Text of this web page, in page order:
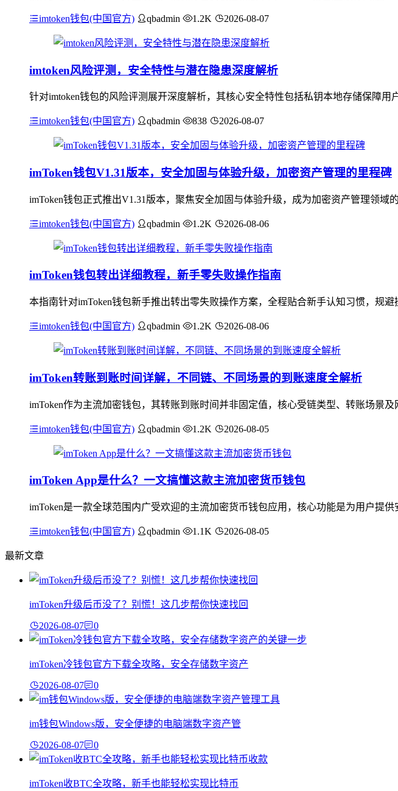
imtoken钱包(中国官方) qbadmin 1.2K 2026-08-07
imtoken风险评测，安全特性与潜在隐患深度解析
针对imtoken钱包的风险评测展开深度解析，其核心安全特性包括私钥本地存储保障
imtoken钱包(中国官方) qbadmin 838 2026-08-07
imToken钱包V1.31版本，安全加固与体验升级，加密资产管理的里程碑
imToken钱包正式推出V1.31版本，聚焦安全加固与体验升级，成为加密资产管理领
imtoken钱包(中国官方) qbadmin 1.2K 2026-08-06
imToken钱包转出详细教程，新手零失败操作指南
本指南针对imToken钱包新手推出转出零失败操作方案，全程贴合新手认知习惯，规
imtoken钱包(中国官方) qbadmin 1.2K 2026-08-06
imToken转账到账时间详解，不同链、不同场景的到账速度全解析
imToken作为主流加密钱包，其转账到账时间并非固定值，核心受链类型、转账场景
imtoken钱包(中国官方) qbadmin 1.2K 2026-08-05
imToken App是什么？一文搞懂这款主流加密货币钱包
imToken是一款全球范围内广受欢迎的主流加密货币钱包应用，核心功能是为用户提
imtoken钱包(中国官方) qbadmin 1.1K 2026-08-05
最新文章
imToken升级后币没了？别慌！这几步帮你快速找回
2026-08-07 0
imToken冷钱包官方下载全攻略，安全存储数字资产
2026-08-07 0
im钱包Windows版，安全便捷的电脑端数字资产管
2026-08-07 0
imToken收BTC全攻略，新手也能轻松实现比特币